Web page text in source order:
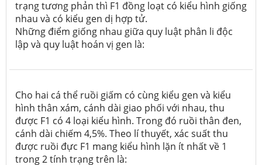
trạng tương phản thì F1 đồng loạt có kiểu hình giống
nhau và có kiểu gen dị hợp tử.
Những điểm giống nhau giữa quy luật phân li độc
lập và quy luật hoán vị gen là:
Cho hai cá thể ruồi giấm có cùng kiểu gen và kiểu
hình thân xám, cánh dài giao phối với nhau, thu
được F1 có 4 loại kiểu hình. Trong đó ruồi thân đen,
cánh dài chiếm 4,5%. Theo lí thuyết, xác suất thu
được ruồi đực F1 mang kiểu hình lặn ít nhất về 1
trong 2 tính trạng trên là: